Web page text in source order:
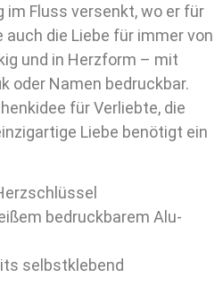
Fluss versenkt, wo er für
die Liebe für immer von
und in Herzform – mit
oder Namen bedruckbar.
für Verliebte, die
Liebe benötigt ein
bedruckbarem Alu-
selbstklebend